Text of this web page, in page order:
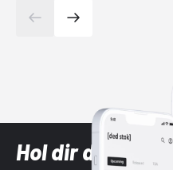
Hol dir die